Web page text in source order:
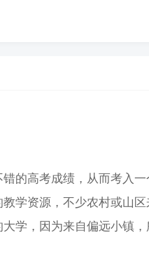
的高考成绩，从而考入
学资源，不少农村或山
学，因为来自偏远小镇